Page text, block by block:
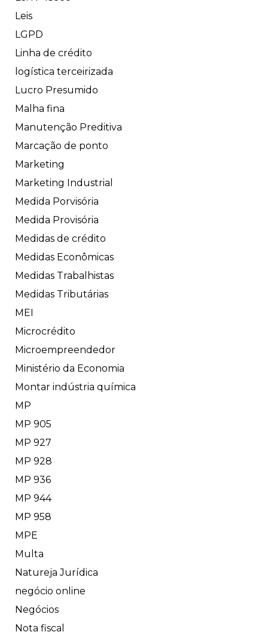
Leis
LGPD
Linha de crédito
logística terceirizada
Lucro Presumido
Malha fina
Manutenção Preditiva
Marcação de ponto
Marketing
Marketing Industrial
Medida Porvisória
Medida Provisória
Medidas de crédito
Medidas Econômicas
Medidas Trabalhistas
Medidas Tributárias
MEI
Microcrédito
Microempreendedor
Ministério da Economia
Montar indústria química
MP
MP 905
MP 927
MP 928
MP 936
MP 944
MP 958
MPE
Multa
Natureja Jurídica
negócio online
Negócios
Nota fiscal